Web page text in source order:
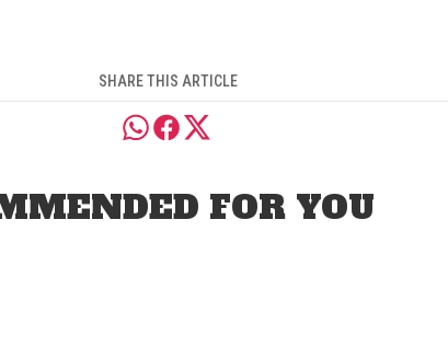
SHARE THIS ARTICLE
FOR YOU